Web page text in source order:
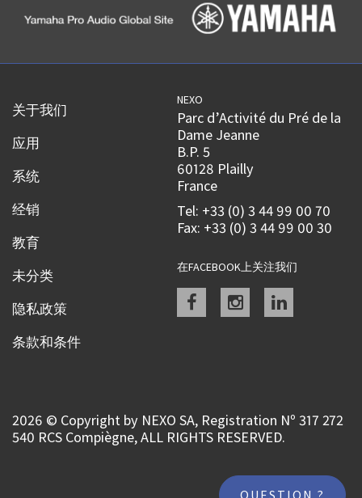
QUESTION ?
关于我们
应用
系统
经销
教育
未分类
隐私政策
条款和条件
NEXO
Parc d’Activité du Pré de la
Dame Jeanne
B.P. 5
60128 Plailly
France
Tel: +33 (0) 3 44 99 00 70
Fax: +33 (0) 3 44 99 00 30
在FACEBOOK上关注我们
Facebookinstagramlinkedin
2026 © Copyright by NEXO SA, Registration Nº 317 272
540 RCS Compiègne, ALL RIGHTS RESERVED.